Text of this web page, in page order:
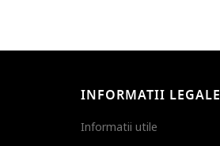
INFORMATII LEGALE
Informatii utile